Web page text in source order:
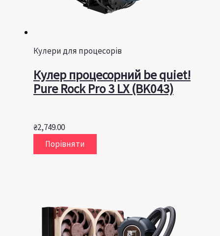
Кулери для процесорів
Кулер процесорний be quiet!
Pure Rock Pro 3 LX (BK043)
₴2,749.00
Порівняти